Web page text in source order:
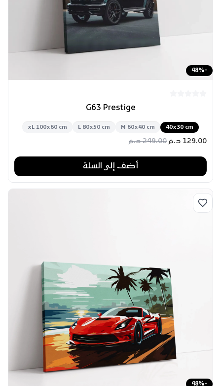
-
48%
G63 Prestige
40x30 cm
M 60x40 cm
L 80x50 cm
xL 100x60 cm
129.00 د.م 249.00 د.م
أضف إلى السلة
-
48%